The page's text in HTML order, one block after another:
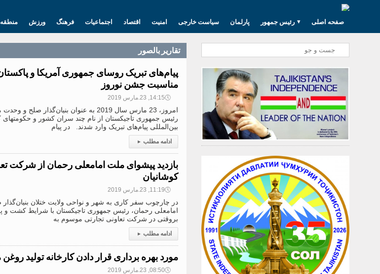
ورزش فرهنگ اجتماعیات اقتصاد امنیت سیاست خارجی پارلمان رئیس جمهور صفحه اصلی
تقارير بالصور
پیام‌های تبریک روسای جمهوری آمریکا و
مناسبت جشن نوروز
🕔14:15, 23.مارس 2019
امروز، 23 مارس سال 2019 به عنوان
رئیس جمهوری تاجیکستان از نام چند سران کشور و
بین‌المللی پیام‌های تبریک وارد شدند. در پیام
ادامه مطلب ▸
بازدید پیشوای ملت امامعلی رحمان از شرکت
کوشانیان
🕔11:19, 23.مارس 2019
در چارچوب سفر کاری به شهر و نواحی ولایت ختلان
امامعلی رحمان، رئیس جمهوری تاجیکستان با شرایط کشت
بروقتی در شرکت تعاونی تجارتی موسوم به
ادامه مطلب ▸
مورد بهره برداری قرار دادن کارخانه تولید
🕔08:50, 23.مارس 2019